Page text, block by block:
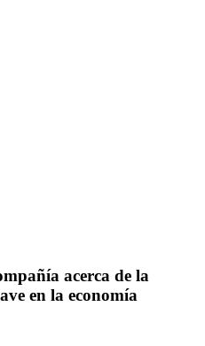
acerca de la
en la economía